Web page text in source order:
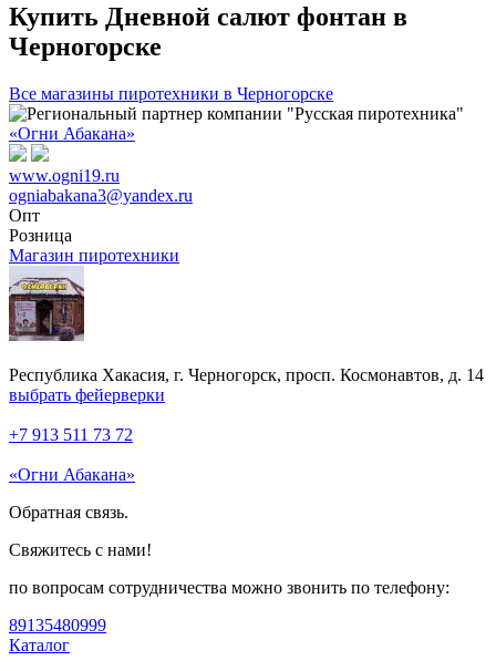
Купить Дневной салют фонтан в
Черногорске
Все магазины пиротехники в Черногорске
«Огни Абакана»
www.ogni19.ru
ogniabakana3@yandex.ru
Опт
Розница
Магазин пиротехники
Республика Хакасия, г. Черногорск, просп. Космонавтов, д. 14
выбрать фейерверки
+7 913 511 73 72
«Огни Абакана»
Обратная связь.
Свяжитесь с нами!
по вопросам сотрудничества можно звонить по телефону:
89135480999
Каталог